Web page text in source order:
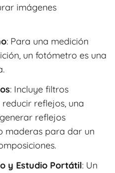
imágenes
: Para una medición
un fotómetro es una
: Incluye filtros
reflejos, una
reflejos
maderas para dar un
y Estudio Portátil: Un